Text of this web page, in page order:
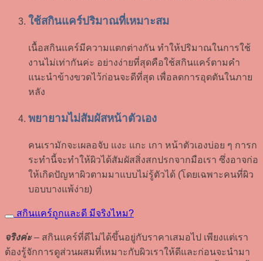
ใช้สกินแคร์ปริมาณที่เหมาะสม
เนื้อสกินแคร์มีความแตกต่างกัน ทำให้ปริมาณในการใช้
งานไม่เท่ากันค่ะ อย่างง่ายที่สุดคือใช้สกินแคร์ตามคำ
แนะนำข้างขวดไว้ก่อนจะดีที่สุด เพื่อลดการอุดตันในภาย
หลัง
พยายามไม่สัมผัสหน้าตัวเอง
คนเรามักจะเผลอจับ แงะ แกะ เกา หน้าตัวเองบ่อย ๆ การก
ระทำนี้จะทำให้ผิวได้สัมผัสสิ่งสกปรกจากมือเรา ซึ่งอาจก่อ
ให้เกิดปัญหาผิวตามมาแบบไม่รู้ตัวได้ (โดยเฉพาะคนที่ผิว
บอบบางแพ้ง่าย)
สกินแคร์ถูกและดี มีจริงไหม?
จริงค่ะ– สกินแคร์ที่ดีไม่ได้ขึ้นอยู่กับราคาเสมอไป เพียงแต่เรา
ต้องรู้จักการดูส่วนผสมที่เหมาะกับผิวเราให้ดีและก่อนจะนำมา